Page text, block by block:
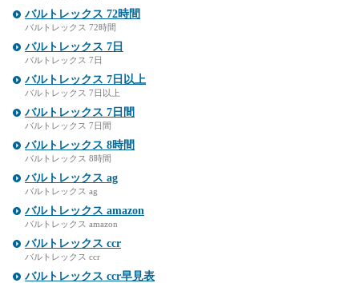
バルトレックス 72時間
バルトレックス 72時間
バルトレックス 7日
バルトレックス 7日
バルトレックス 7日以上
バルトレックス 7日以上
バルトレックス 7日間
バルトレックス 7日間
バルトレックス 8時間
バルトレックス 8時間
バルトレックス ag
バルトレックス ag
バルトレックス amazon
バルトレックス amazon
バルトレックス ccr
バルトレックス ccr
バルトレックス ccr早見表